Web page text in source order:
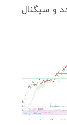
و سیگنال